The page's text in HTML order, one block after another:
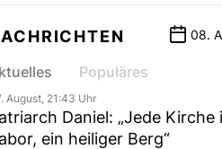
08.
Populäres
August, 21:43 Uhr
Daniel: „Jede Kirche
ein heiliger Berg“